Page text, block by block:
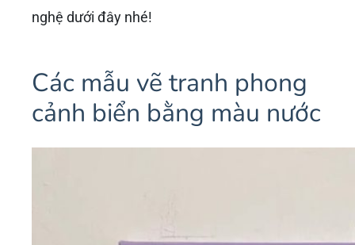
nghệ dưới đây nhé!
Các mẫu vẽ tranh phong
cảnh biển bằng màu nước